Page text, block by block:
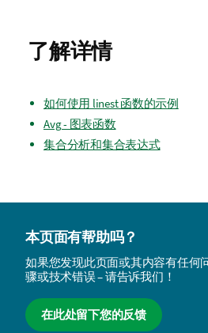
了解详情
如何使用 linest 函数的示例
Avg - 图表函数
集合分析和集合表达式
本页面有帮助吗？
如果您发现此页面或其内容有任何
骤或技术错误 – 请告诉我们！
在此处留下您的反馈